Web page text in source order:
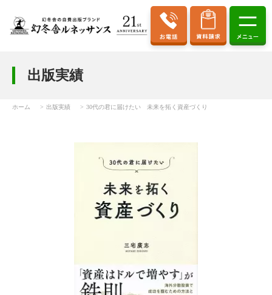
出版実績
ホーム 出版実績 30代の君に届けたい 未来を拓く資産づくり